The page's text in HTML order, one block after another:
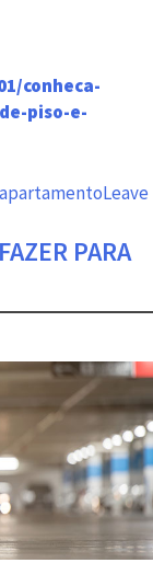
conheca-
piso-e-
Leave
PARA